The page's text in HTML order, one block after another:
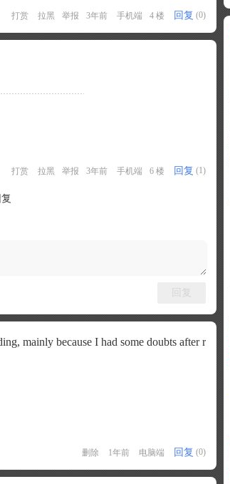
打赏 拉黑 举报 3年前 手机端 4 楼 回复 (0)
打赏 拉黑 举报 3年前 手机端 6 楼 回复 (1)
回复
mainly because I had some doubts after r
删除 1年前 电脑端 回复 (0)